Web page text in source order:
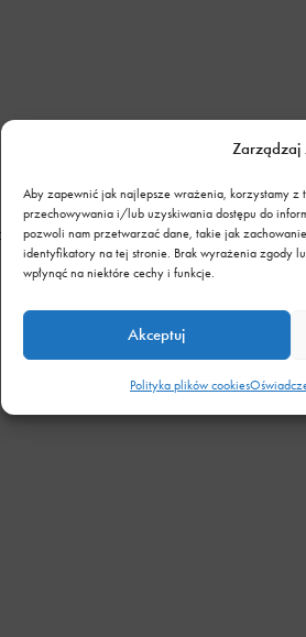
Zarządzaj
Aby zapewnić jak najlepsze wrażenia, korzystamy
przechowywania i/lub uzyskiwania dostępu do
pozwoli nam przetwarzać dane, takie jak
identyfikatory na tej stronie. Brak wyrażenia zgody
wpłynąć na niektóre cechy i funkcje.
Akceptuj
Polityka plików cookies